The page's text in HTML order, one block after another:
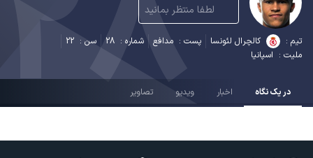
لطفا منتظر بمانید
تیم : کالچرال لئونسا پست : مدافع شماره : 28 سن : 22
ملیت : اسپانیا
در یک نگاه اخبار ویدیو تصاویر